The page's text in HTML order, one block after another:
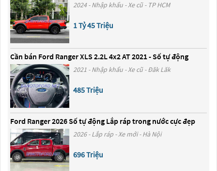
2024 - Nhập khẩu - Xe cũ - TP HCM
1 Tỷ 45 Triệu
Cần bán Ford Ranger XLS 2.2L 4x2 AT 2021 - Số tự động
2021 - Nhập khẩu - Xe cũ - Đăk Lăk
485 Triệu
Ford Ranger 2026 Số tự động Lắp ráp trong nước cực đẹp
2026 - Lắp ráp - Xe mới - Hà Nội
696 Triệu